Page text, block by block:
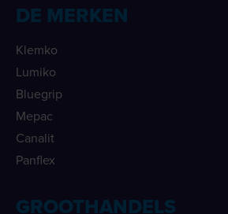
DE MERKEN
Klemko
Lumiko
Bluegrip
Mepac
Canalit
Panflex
GROOTHANDELS